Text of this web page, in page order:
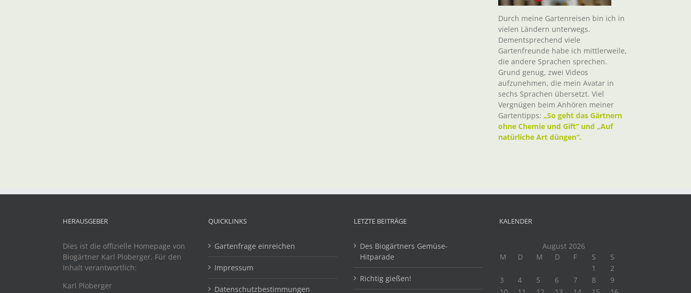
Durch meine Gartenreisen bin ich in
vielen Ländern unterwegs.
Dementsprechend viele
Gartenfreunde habe ich mittlerweile,
die andere Sprachen sprechen.
Grund genug, zwei Videos
aufzunehmen, die mein Avatar in
sechs Sprachen übersetzt. Viel
Vergnügen beim Anhören meiner
Gartentipps: „So geht das Gärtnern
ohne Chemie und Gift“ und „Auf
natürliche Art düngen“.
HERAUSGEBER
Dies ist die offizielle Homepage von
Biogärtner Karl Ploberger. Für den
Inhalt verantwortlich:
Karl Ploberger
QUICKLINKS
Gartenfrage einreichen
Impressum
Datenschutzbestimmungen
LETZTE BEITRÄGE
Des Biogärtners Gemüse-
Hitparade
Richtig gießen!
KALENDER
August 2026
M
D M D F S
S
1
2
3
4 5 6 7 8
9